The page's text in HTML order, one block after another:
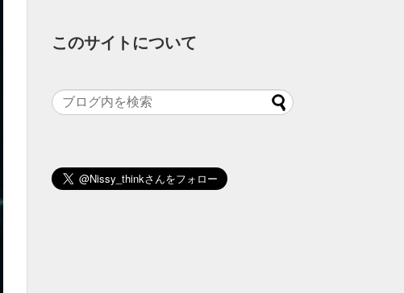
このサイトについて